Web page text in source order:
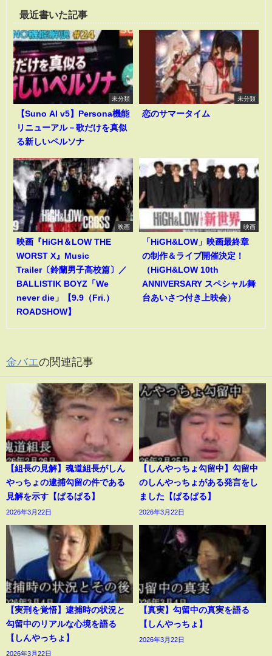
最近書いた記事
未分類
【Suno AI v5】Persona機能
リニューアル－歌だけを真似
る新しいペルソナ
未分類
恋のサマータイム
映画
映画『HiGH＆LOW THE
WORST X』Music
Trailer〔鈴蘭男子高校篇〕／
BALLISTIK BOYZ「We
never die」【9.9（Fri.）
ROADSHOW】
映画
「HiGH&LOW」映画最終章
の制作＆ライブ開催決定！
（HiGH&LOW 10th
ANNIVERSARY スペシャル舞
台あいさつ付き上映会）
金バエの関連記事
【組長の見解】魂道組長がしん
やっちょの逮捕勾留の件である
見解を示す【ぱるぱる】
2026年3月22日
【しんやっちょ勾留中】勾留中
のしんやっちょがある発言をし
ました【ぱるぱる】
2026年3月22日
【実刑を覚悟】逮捕時の状況と
勾留中のリアルな心境を語る
【しんやっちょ】
2026年3月22日
【真実】勾留中の真実を語る
【しんやっちょ】
2026年3月22日